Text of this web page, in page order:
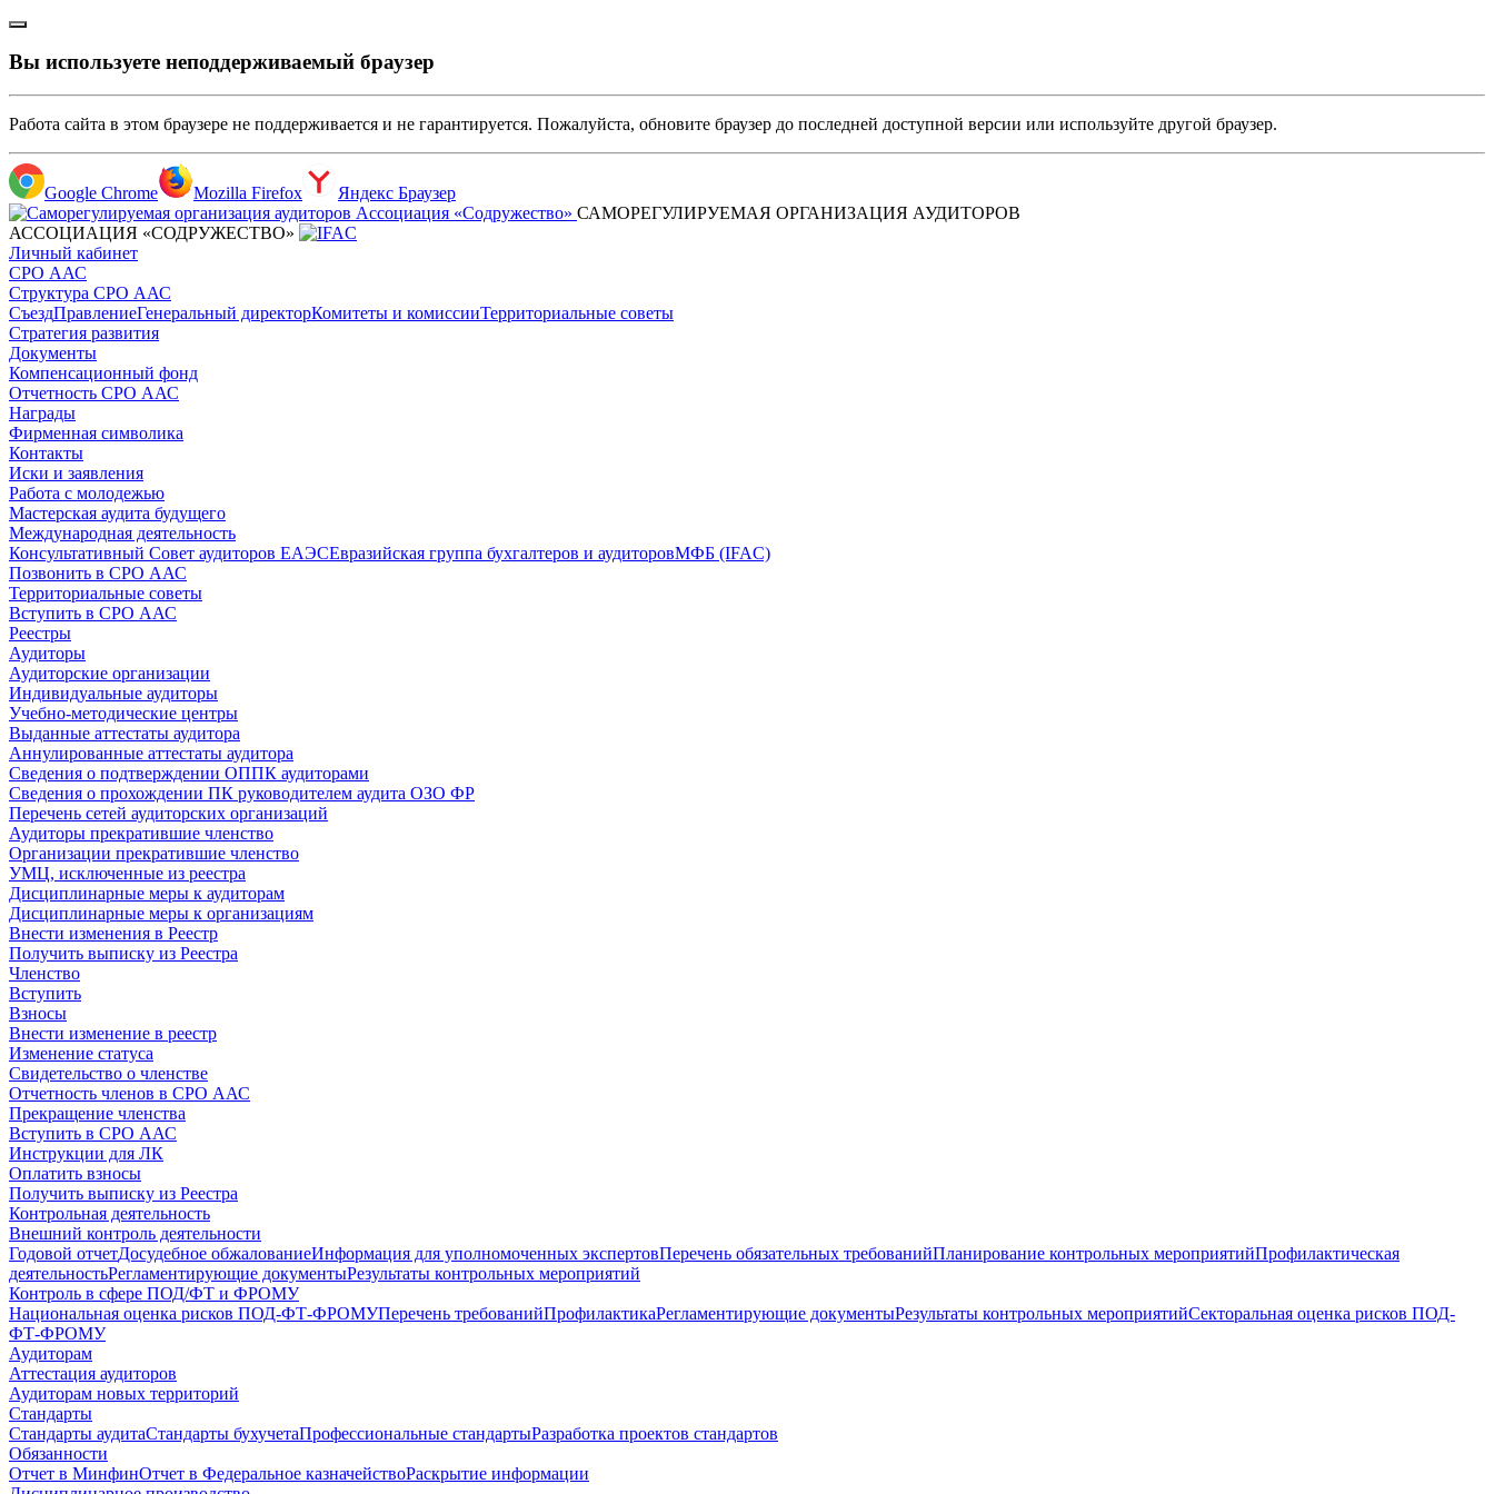
Вы используете неподдерживаемый браузер
Работа сайта в этом браузере не поддерживается и не гарантируется. Пожалуйста, обновите браузер до последней доступной версии или используйте другой браузер.
Google Chrome Mozilla Firefox
Яндекс Браузер
САМОРЕГУЛИРУЕМАЯ ОРГАНИЗАЦИЯ АУДИТОРОВ
АССОЦИАЦИЯ «СОДРУЖЕСТВО»
Личный кабинет
СРО ААС
Структура СРО ААС
СъездПравлениеГенеральный директорКомитеты и комиссииТерриториальные советы
Стратегия развития
Документы
Компенсационный фонд
Отчетность СРО ААС
Награды
Фирменная символика
Контакты
Иски и заявления
Работа с молодежью
Мастерская аудита будущего
Международная деятельность
Консультативный Совет аудиторов ЕАЭСЕвразийская группа бухгалтеров и аудиторовМФБ (IFAC)
Позвонить в СРО ААС
Территориальные советы
Вступить в СРО ААС
Реестры
Аудиторы
Аудиторские организации
Индивидуальные аудиторы
Учебно-методические центры
Выданные аттестаты аудитора
Аннулированные аттестаты аудитора
Сведения о подтверждении ОППК аудиторами
Сведения о прохождении ПК руководителем аудита ОЗО ФР
Перечень сетей аудиторских организаций
Аудиторы прекратившие членство
Организации прекратившие членство
УМЦ, исключенные из реестра
Дисциплинарные меры к аудиторам
Дисциплинарные меры к организациям
Внести изменения в Реестр
Получить выписку из Реестра
Членство
Вступить
Взносы
Внести изменение в реестр
Изменение статуса
Свидетельство о членстве
Отчетность членов в СРО ААС
Прекращение членства
Вступить в СРО ААС
Инструкции для ЛК
Оплатить взносы
Получить выписку из Реестра
Контрольная деятельность
Внешний контроль деятельности
Годовой отчетДосудебное обжалованиеИнформация для уполномоченных экспертовПеречень обязательных требованийПланирование контрольных мероприятийПрофилактическая
деятельностьРегламентирующие документыРезультаты контрольных мероприятий
Контроль в сфере ПОД/ФТ и ФРОМУ
Национальная оценка рисков ПОД-ФТ-ФРОМУПеречень требованийПрофилактикаРегламентирующие документыРезультаты контрольных мероприятийСекторальная оценка рисков ПОД-
ФТ-ФРОМУ
Аудиторам
Аттестация аудиторов
Аудиторам новых территорий
Стандарты
Стандарты аудитаСтандарты бухучетаПрофессиональные стандартыРазработка проектов стандартов
Обязанности
Отчет в МинфинОтчет в Федеральное казначействоРаскрытие информации